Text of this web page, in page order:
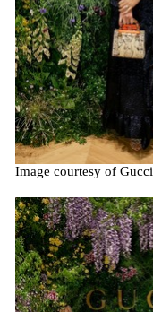
Image courtesy of Gucci